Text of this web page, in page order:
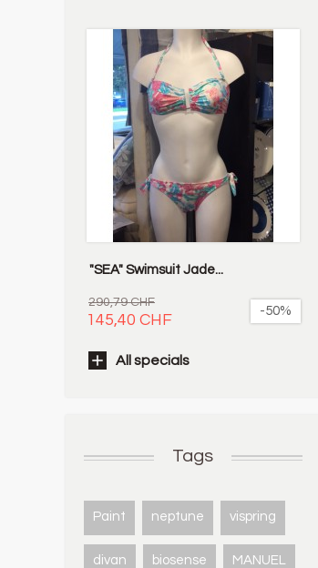
"SEA" Swimsuit Jade...
290,79 CHF
-50%
145,40 CHF
All specials
Tags
Paint neptune vispring
divan biosense MANUEL